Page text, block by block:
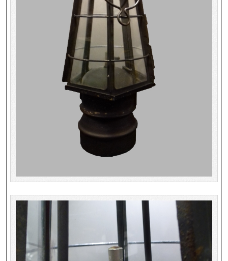
La Bibliothèque nationale de France à livre ouvert
Richelieu, Bibliothèques - Musée - Galeries
Gallica - Son histoire
Dépôt de la Commission de récupération artistique
Appel à chercheurs : bourse Comité d’histoire de la BnF
Recherche de sujets de recherche
Faire une suggestion de recherche